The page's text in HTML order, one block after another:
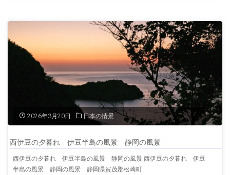
社
の
静
の
風
景"
伊
西
伊
2026年3月20日 日本の情景
西伊豆の夕暮れ 伊豆半島の風景 静岡の風景
西伊豆の夕暮れ 伊豆半島の風景 静岡の風景 西伊豆の夕暮れ 伊豆
半島の風景 静岡の風景 静岡県賀茂郡松崎町